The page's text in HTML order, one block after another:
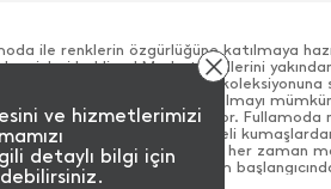
ile renklerin özgürlüğüne katılmaya
sizleri bekliyor! Moda trendlerini
gibi yüzlerce zengin ürün
ile her zaman rahat ve şık olmayı
beğenilerinize sunuluyor.
sahip, çok sayıda kaliteli
olmanızı sağlayan Fullamoda her zaman
sınırsız kılıyor. Yeni mevsim
giyim koleksiyonunda yer alan herkesi
ve hizmetlerimizi
detaylı bilgi için